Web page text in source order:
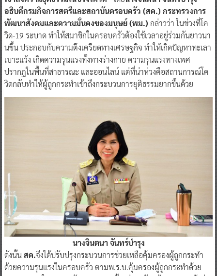
อธิบดีกรมกิจการสตรีและสถาบันครอบครัว (สค.) กระทรวงการ
พัฒนาสังคมและความมั่นคงของมนุษย์ (พม.) กล่าวว่า ในช่วงที่โค
วิด-19 ระบาด ทำให้สมาชิกในครอบครัวต้องใช้เวลาอยู่ร่วมกันยาวนา
นขึ้น ประกอบกับความตึงเครียดทางเศรษฐกิจ ทำให้เกิดปัญหาทะเลา
เบาะแว้ง เกิดความรุนแรงทั้งทางร่างกาย ความรุนแรงทางเพศ
ปรากฏในพื้นที่สาธารณะ และออนไลน์ แต่ที่น่าห่วงคือสถานการณ์โค
วิดกลับทำให้ผู้ถูกกระทำเข้าถึงกระบวนการยุติธรรมยากขึ้นด้วย
นางจินตนา จันทร์บำรุง
ดังนั้นสค.จึงได้ปรับปรุงกระบวนการช่วยเหลือคุ้มครองผู้ถูกกระทำ
ด้วยความรุนแรงในครอบครัว ตามพ.ร.บ.คุ้มครองผู้ถูกกระทำด้วย